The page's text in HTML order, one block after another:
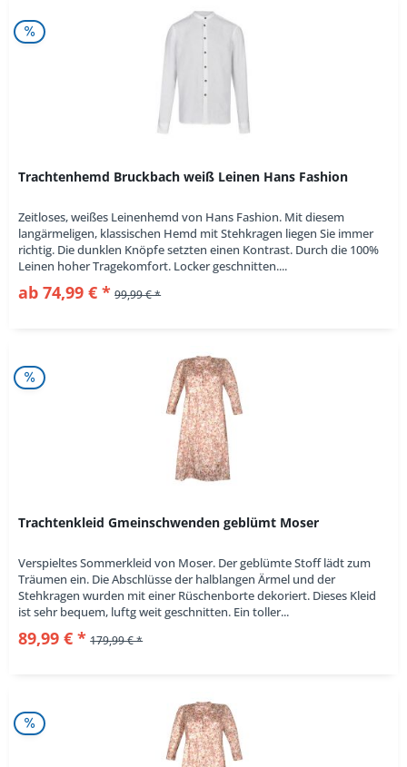
Trachtenhemd Bruckbach weiß Leinen Hans Fashion
Zeitloses, weißes Leinenhemd von Hans Fashion. Mit diesem
langärmeligen, klassischen Hemd mit Stehkragen liegen Sie immer
richtig. Die dunklen Knöpfe setzten einen Kontrast. Durch die 100%
Leinen hoher Tragekomfort. Locker geschnitten....
ab 74,99 € * 99,99 € *
Trachtenkleid Gmeinschwenden geblümt Moser
Verspieltes Sommerkleid von Moser. Der geblümte Stoff lädt zum
Träumen ein. Die Abschlüsse der halblangen Ärmel und der
Stehkragen wurden mit einer Rüschenborte dekoriert. Dieses Kleid
ist sehr bequem, luftg weit geschnitten. Ein toller...
89,99 € * 179,99 € *